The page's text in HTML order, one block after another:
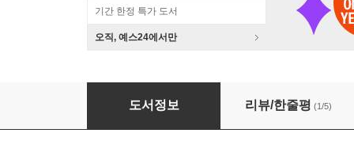
기간 한정 특가 도서
오직, 예스24에서만
호모 히스토리쿠스
도서정보 리뷰/한줄평 (1/5)